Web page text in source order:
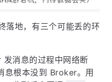
落地，有三个可能丢的环
消息的过程中网络断
息根本没到 Broker。用